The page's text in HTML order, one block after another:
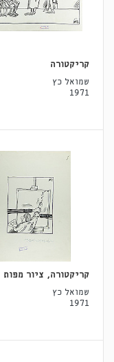
קריקטורה
שמואל כץ
1971
קריקטורה, ציור מפות
שמואל כץ
1971